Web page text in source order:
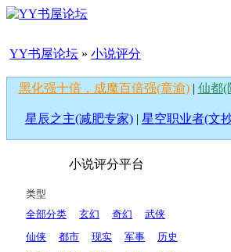
YY书屋论坛 » 小说评分
黑化强十倍，成魔百倍强(章渝)| 仙都(
星辰之主(减肥专家)| 星空职业者(文
小说评分平台
类型
全部分类
玄幻 奇幻
武侠
仙侠
都市 现实 军事
历史